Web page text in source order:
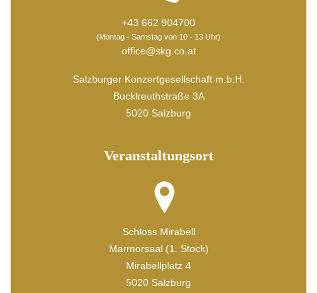
+43 662 904700
(Montag - Samstag von 10 - 13 Uhr)
office@skg.co.at
Salzburger Konzertgesellschaft m.b.H.
Bucklreuthstraße 3A
5020 Salzburg
Veranstaltungsort
Schloss Mirabell
Marmorsaal (1. Stock)
Mirabellplatz 4
5020 Salzburg